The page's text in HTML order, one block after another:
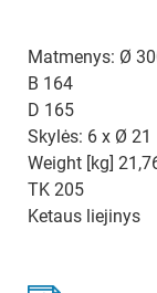
Matmenys: Ø
B 164
D 165
Skylės: 6 x Ø 21
Weight [kg]
TK 205
Ketaus liejinys